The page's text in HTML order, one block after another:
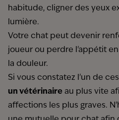
habitude, cligner des yeux
lumière.
Votre chat peut devenir
joueur ou perdre l'appétit
la douleur.
Si vous constatez l'un de
un vétérinaire au plus vite
affections les plus graves.